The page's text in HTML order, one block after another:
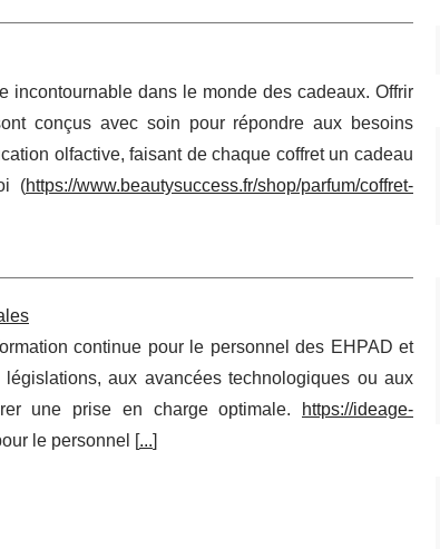
incontournable dans le monde des cadeaux. Offrir
conçus avec soin pour répondre aux besoins
olfactive, faisant de chaque coffret un cadeau
(https://www.beautysuccess.fr/shop/parfum/coffret-
continue pour le personnel des EHPAD et
aux avancées technologiques ou aux
une prise en charge optimale.
https://ideage-
le personnel [...]